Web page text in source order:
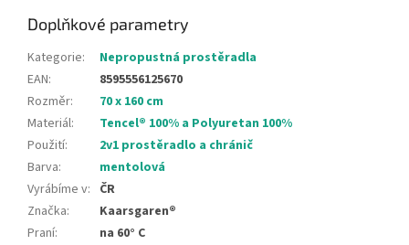
Doplňkové parametry
Kategorie:
Nepropustná prostěradla
EAN:
8595556125670
Rozměr:
70 x 160 cm
Materiál:
Tencel® 100% a Polyuretan 100%
Použití:
2v1 prostěradlo a chránič
Barva:
mentolová
Vyrábíme v: ČR
Značka:
Kaarsgaren®
Praní: na 60° C